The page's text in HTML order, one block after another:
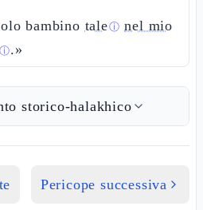
bambino taleⓘ nel mio
ⓘ.»
storico-halakhico
Pericope successiva